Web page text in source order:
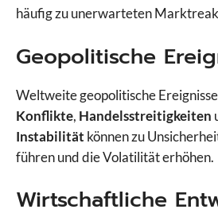
häufig zu unerwarteten
Geopolitische
Weltweite geopolitische
Konflikte, Handelsstreitigkeiten
Instabilität können zu
führen und die Volatilität erhöhen.
Wirtschaftliche